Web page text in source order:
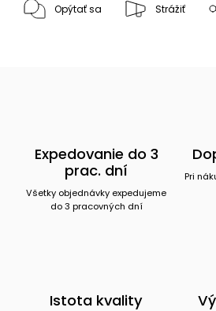
Opýtať sa Strážiť
Expedovanie do 3
prac. dní
Všetky objednávky expedujeme
do 3 pracovných dní
Pri
Istota kvality